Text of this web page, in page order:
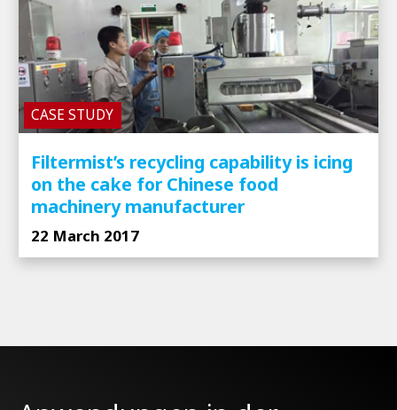
CASE STUDY
Filtermist’s recycling capability is icing
on the cake for Chinese food
machinery manufacturer
22 March 2017